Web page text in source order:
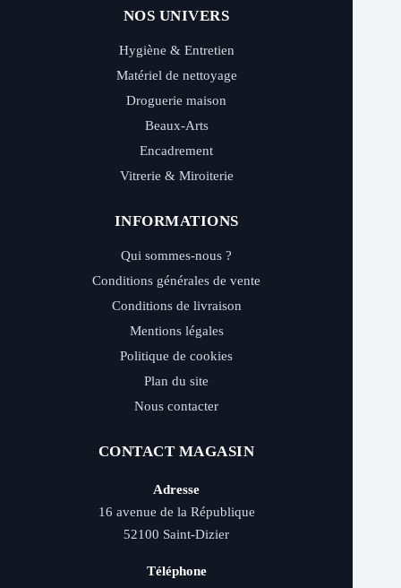
NOS UNIVERS
Hygiène & Entretien
Matériel de nettoyage
Droguerie maison
Beaux-Arts
Encadrement
Vitrerie & Miroiterie
INFORMATIONS
Qui sommes-nous ?
Conditions générales de vente
Conditions de livraison
Mentions légales
Politique de cookies
Plan du site
Nous contacter
CONTACT MAGASIN
Adresse
16 avenue de la République
52100 Saint-Dizier
Téléphone